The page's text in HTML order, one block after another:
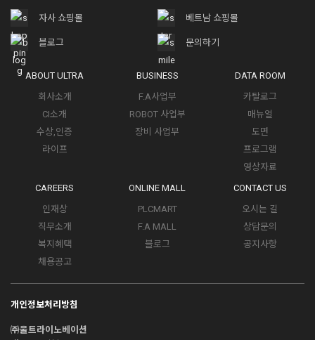
자사 쇼핑몰 베트남 쇼핑몰
블로그 문의하기
ABOUT ULTRA
회사소개
CI소개
수상,인증
라이프
BUSINESS
F.A사업부
ROBOT 사업부
장비 사업부
DATA ROOM
카탈로그
매뉴얼
도면
프로그램
영상자료
CAREERS
인재상
직무소개
복지혜택
채용공고
ONLINE MALL
PLCMART
F.A MALL
블로그
CONTACT US
오시는 길
상담문의
공지사항
개인정보처리방침
㈜울트라이노베이션